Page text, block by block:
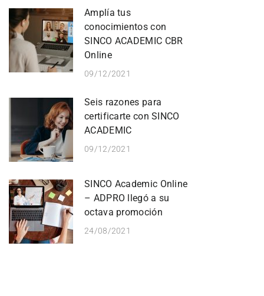
Amplía tus
conocimientos con
SINCO ACADEMIC CBR
Online
09/12/2021
Seis razones para
certificarte con SINCO
ACADEMIC
09/12/2021
SINCO Academic Online
– ADPRO llegó a su
octava promoción
24/08/2021